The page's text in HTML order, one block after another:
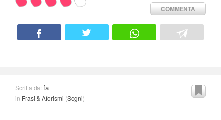
COMMENTA
Scritta da:fa
in Frasi & Aforismi (Sogni)